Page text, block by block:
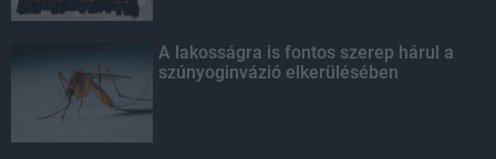
A lakosságra is fontos szerep hárul a
szúnyoginvázió elkerülésében